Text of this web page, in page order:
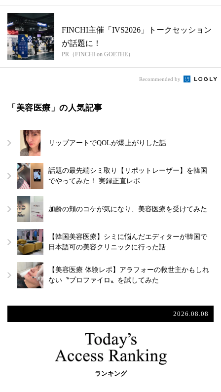
FINCHI主催「IVS2026」トークセッション
が話題に！
PR（FINCHI on GOETHE）
Recommended by
「美容医療」の人気記事
リップアートでQOLが爆上がりした話
話題の最先端シミ取り【リポットレーザー】を韓国
でやってみた！ 実録正直レポ
加齢の頬のコケが気になり、美容医療を受けてみた
【韓国美容医療】シミに悩んだエディターが韓国で
日本語可の美容クリニックに行った話
【美容医療 体験レポ】アラフォーの救世主かもしれ
ない〝プロファイロ〟を試してみた
2026.08.08
ランキング